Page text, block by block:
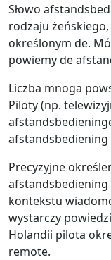
Słowo
rodzaju
określonym de.
powiemy de
Liczba mnoga
Piloty (np.
afstandsbediening
Precyzyjne
afstandsbediening
kontekstu
wystarczy
Holandii pilota
remote.